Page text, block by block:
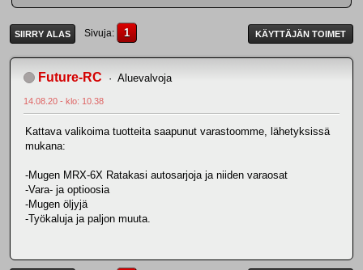
SIIRRY ALAS Sivuja 1 KÄYTTÄJÄN TOIMET
Future-RC Aluevalvoja
14.08.20 - klo: 10.38
Kattava valikoima tuotteita saapunut varastoomme, lähetyksissä
mukana:
-Mugen MRX-6X Ratakasi autosarjoja ja niiden varaosat
-Vara- ja optioosia
-Mugen öljyjä
-Työkaluja ja paljon muuta.